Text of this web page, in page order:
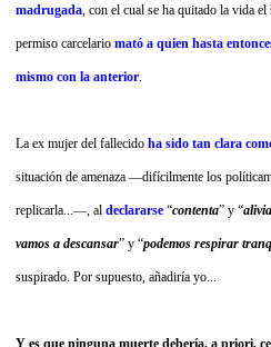
madrugada , con el cual se ha quitado la vida el
permiso carcelario mató a quien hasta
mismo con la anterior
La ex mujer del fallecido ha sido tan clara
situación de amenaza —difícilmente los
replicarla...—, al declararse “contenta” y “
vamos a descansar” y “podemos respirar
suspirado. Por supuesto, añadiría yo...
Y es que ninguna muerte debería, a priori,